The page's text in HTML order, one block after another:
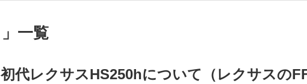
」 一覧
初代レクサスHS250hについて（レクサスの